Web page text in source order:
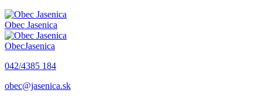
Obec Jasenica
ObecJasenica
042/4385 184
obec@jasenica.sk